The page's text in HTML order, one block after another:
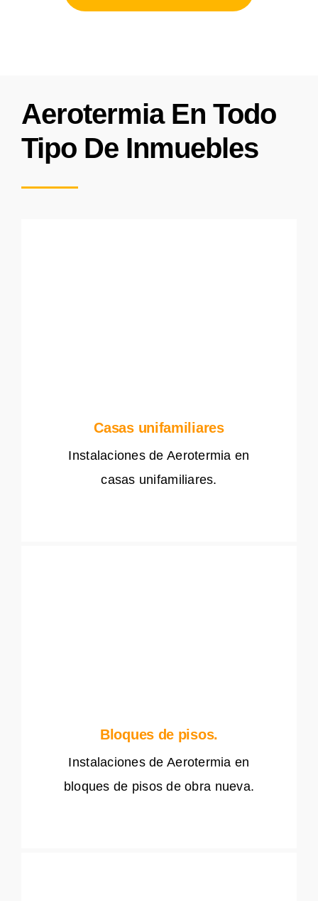
Aerotermia En Todo
Tipo De Inmuebles
Casas unifamiliares
Instalaciones de Aerotermia en
casas unifamiliares.
Bloques de pisos.
Instalaciones de Aerotermia en
bloques de pisos de obra nueva.